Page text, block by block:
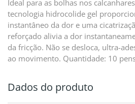
Ideal para as bolhas nos
tecnologia hidrocolide gel
instantâneo da dor e uma
reforçado alivia a dor
da fricção. Não se desloca, ultra-
ao movimento. Quantidade: 10
Dados do produto